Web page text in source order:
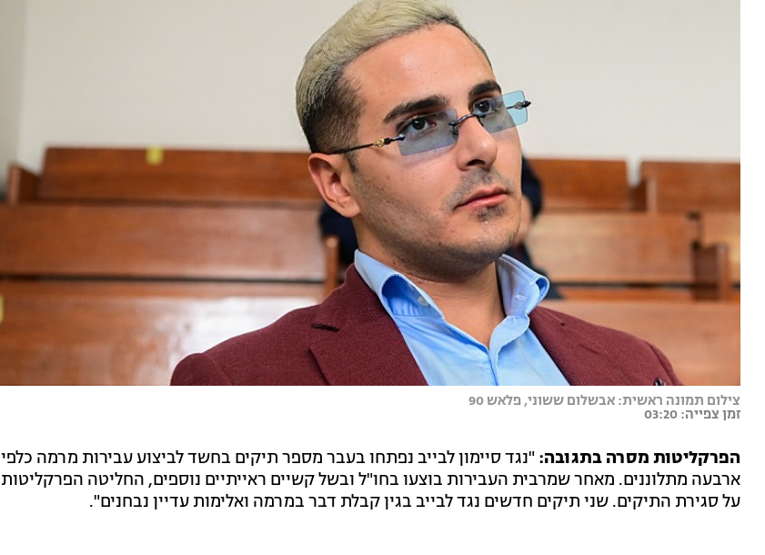
צילום תמונה ראשית: אבשלום ששוני, פלאש 90
זמן צפייה: 03:20
הפרקליטות מסרה בתגובה: "נגד סיימון לבייב נפתחו בעבר מספר תיקים בחשד לביצוע עבירות מרמה כלפי
ארבעה מתלוננים. מאחר שמרבית העבירות בוצעו בחו"ל ובשל קשיים ראייתיים נוספים, החליטה הפרקליטות
על סגירת התיקים. שני תיקים חדשים נגד לבייב בגין קבלת דבר במרמה ואלימות עדיין נבחנים".